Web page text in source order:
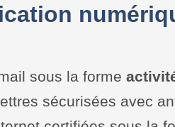
sous la forme
sécurisées avec